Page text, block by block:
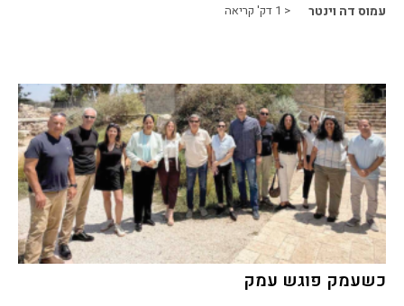
עמוס דה וינטר < 1 דק' קריאה
כשעמק פוגש עמק